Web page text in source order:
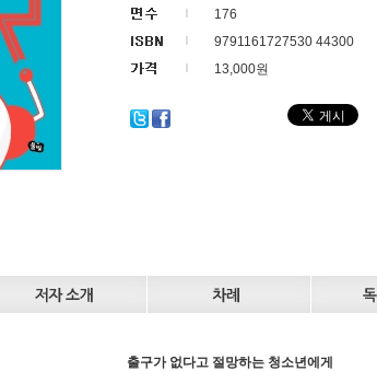
176
9791161727530 44300
13,000원
출구가 없다고 절망하는 청소년에게